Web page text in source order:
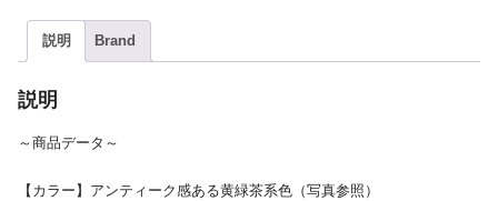
説明 Brand
説明
～商品データ～
【カラー】アンティーク感ある黄緑茶系色（写真参照）